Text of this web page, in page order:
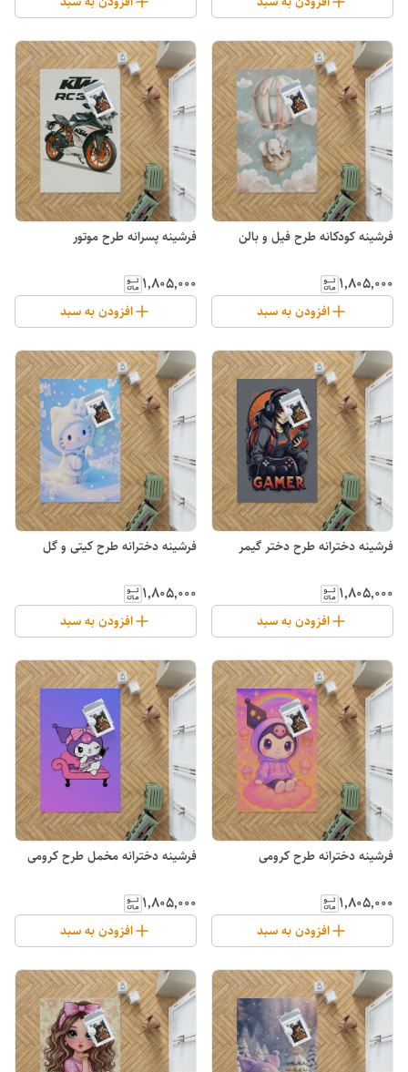
فرشینه کودکانه طرح فیل و بالن
۱٬۸۰۵٬۰۰۰
افزودن به سبد
فرشینه پسرانه طرح موتور
۱٬۸۰۵٬۰۰۰
افزودن به سبد
فرشینه دخترانه طرح دختر گیمر
۱٬۸۰۵٬۰۰۰
افزودن به سبد
فرشینه دخترانه طرح کیتی و گل
۱٬۸۰۵٬۰۰۰
افزودن به سبد
فرشینه دخترانه طرح کرومی
۱٬۸۰۵٬۰۰۰
افزودن به سبد
فرشینه دخترانه مخمل طرح کرومی
۱٬۸۰۵٬۰۰۰
افزودن به سبد